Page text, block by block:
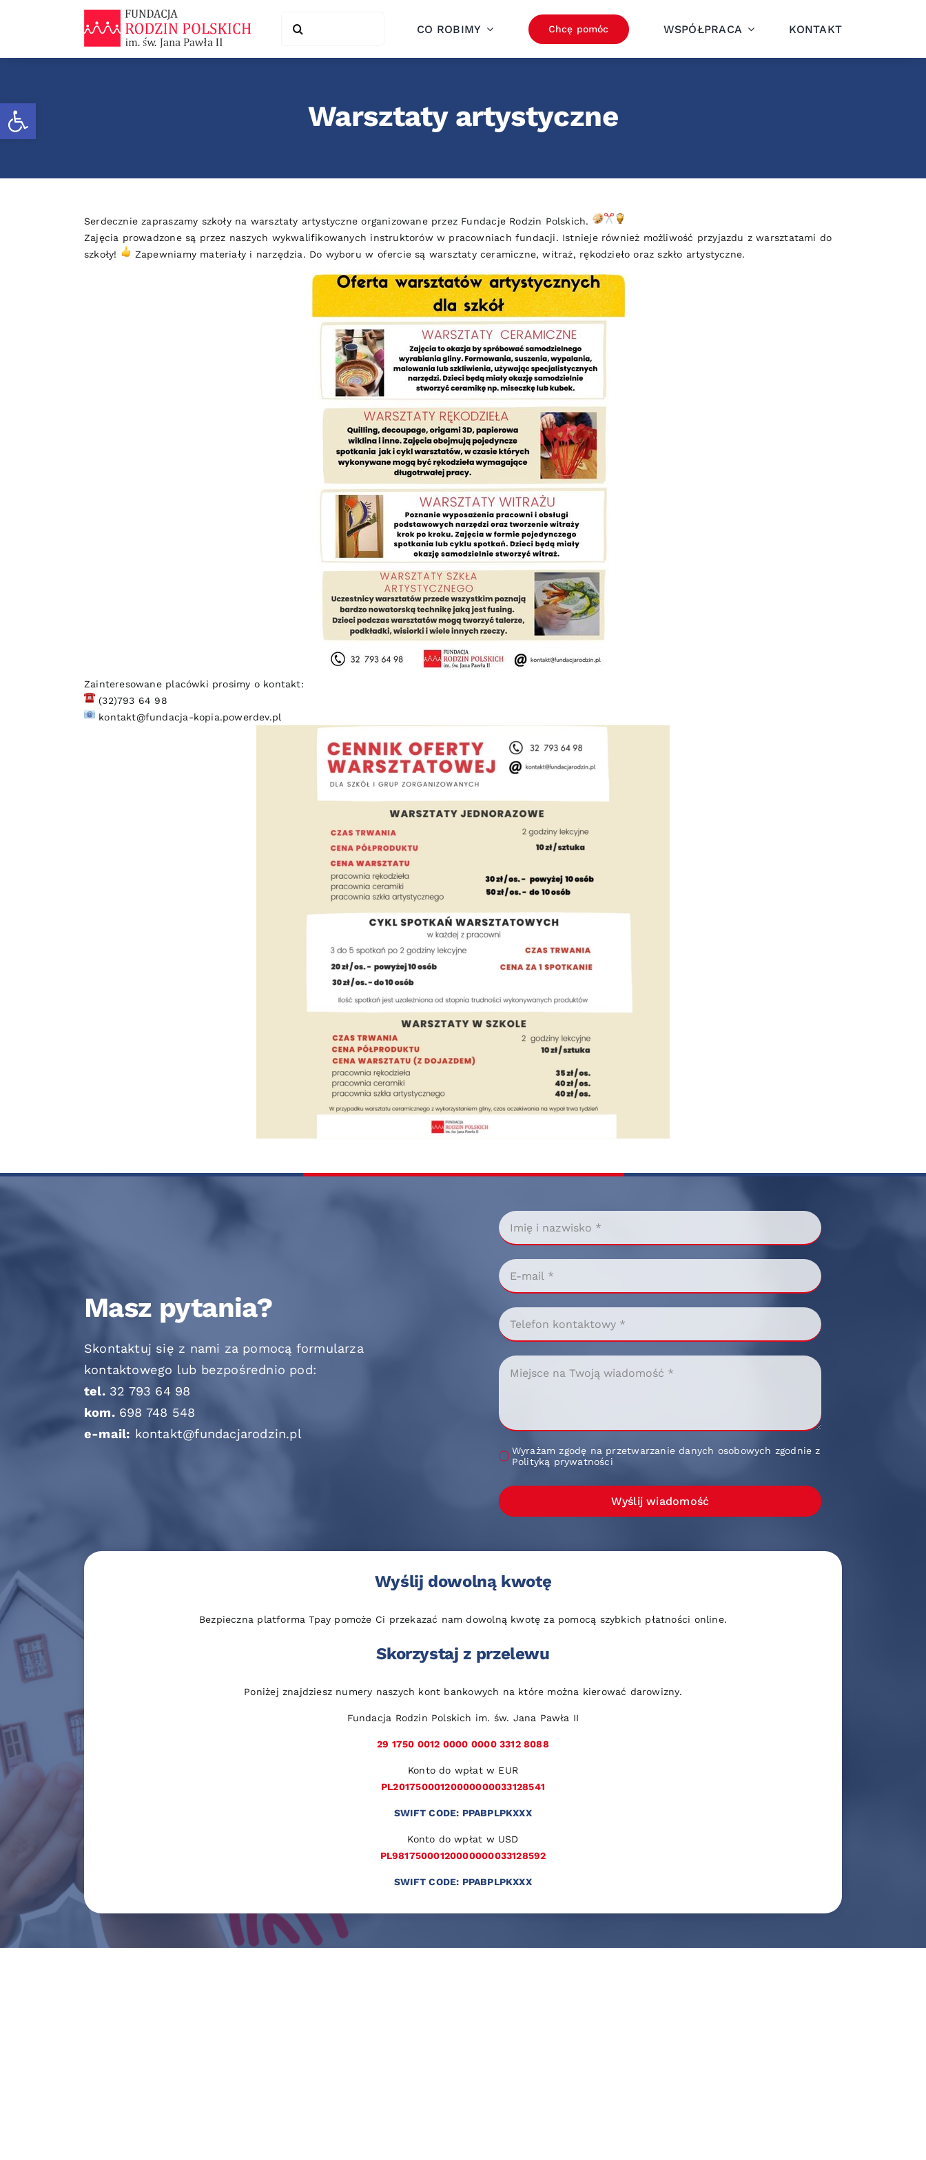
Otwórz pasek narzędzi
for:
CO ROBIMY Chcę pomóc WSPÓŁPRACA KONTAKT
Warsztaty artystyczne
Serdecznie zapraszamy szkoły na warsztaty artystyczne organizowane przez Fundacje Rodzin Polskich.
Zajęcia prowadzone są przez naszych wykwalifikowanych instruktorów w pracowniach fundacji. Istnieje również możliwość przyjazdu z warsztatami do
szkoły!
Zapewniamy materiały i narzędzia. Do wyboru w ofercie są warsztaty ceramiczne, witraż, rękodzieło oraz szkło artystyczne.
Zainteresowane placówki prosimy o kontakt:
(32)793 64 98
kontakt@fundacja-kopia.powerdev.pl
Masz pytania?
Skontaktuj się z nami za pomocą formularza
kontaktowego lub bezpośrednio pod:
tel. 32 793 64 98
kom. 698 748 548
e-mail: kontakt@fundacjarodzin.pl
Wyrażam zgodę na przetwarzanie danych osobowych zgodnie z
Polityką prywatności
Wyślij wiadomość
Wyślij dowolną kwotę
Bezpieczna platforma Tpay pomoże Ci przekazać nam dowolną kwotę za pomocą szybkich płatności online.
Skorzystaj z przelewu
Poniżej znajdziesz numery naszych kont bankowych na które można kierować darowizny.
Fundacja Rodzin Polskich im. św. Jana Pawła II
29 1750 0012 0000 0000 3312 8088
Konto do wpłat w EUR
PL20175000120000000033128541
SWIFT CODE: PPABPLPKXXX
Konto do wpłat w USD
PL98175000120000000033128592
SWIFT CODE: PPABPLPKXXX